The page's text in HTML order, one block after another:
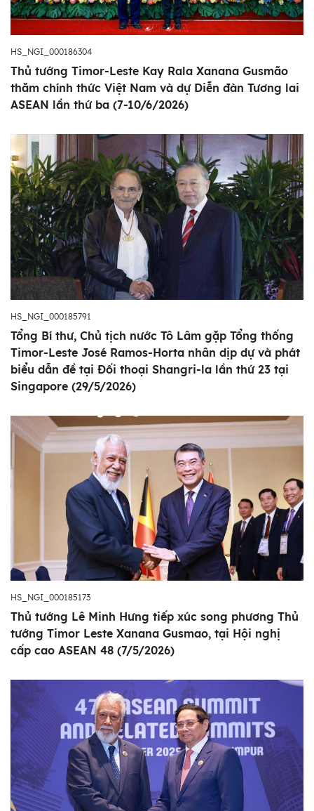
HS_NGI_000186304
Thủ tướng Timor-Leste Kay Rala Xanana Gusmão
thăm chính thức Việt Nam và dự Diễn đàn Tương lai
ASEAN lần thứ ba (7-10/6/2026)
HS_NGI_000185791
Tổng Bí thư, Chủ tịch nước Tô Lâm gặp Tổng thống
Timor-Leste José Ramos-Horta nhân dịp dự và phát
biểu dẫn đề tại Đối thoại Shangri-la lần thứ 23 tại
Singapore (29/5/2026)
HS_NGI_000185173
Thủ tướng Lê Minh Hưng tiếp xúc song phương Thủ
tướng Timor Leste Xanana Gusmao, tại Hội nghị
cấp cao ASEAN 48 (7/5/2026)